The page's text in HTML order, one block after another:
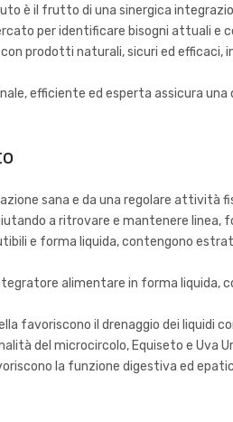
è il frutto di una sinergica
per identificare bisogni attuali e
prodotti naturali, sicuri ed efficaci,
efficiente ed esperta assicura
sana e da una regolare attività
a ritrovare e mantenere linea,
e forma liquida, contengono
alimentare in forma
favoriscono il drenaggio dei liquidi
del microcircolo, Equiseto e Uva
la funzione digestiva ed